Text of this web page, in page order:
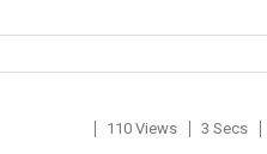
110 Views 3 Secs